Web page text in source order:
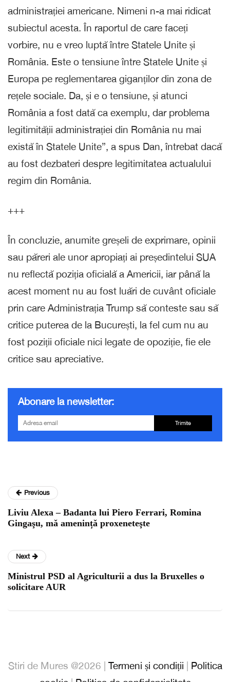
administrației americane. Nimeni n-a mai ridicat
subiectul acesta. În raportul de care faceți
vorbire, nu e vreo luptă între Statele Unite și
România. Este o tensiune între Statele Unite și
Europa pe reglementarea giganților din zona de
rețele sociale. Da, și e o tensiune, și atunci
România a fost dată ca exemplu, dar problema
legitimității administrației din România nu mai
există în Statele Unite”, a spus Dan, întrebat dacă
au fost dezbateri despre legitimitatea actualului
regim din România.
+++
În concluzie, anumite greșeli de exprimare, opinii
sau păreri ale unor apropiați ai președintelui SUA
nu reflectă poziția oficială a Americii, iar până la
acest moment nu au fost luări de cuvânt oficiale
prin care Administrația Trump să conteste sau să
critice puterea de la București, la fel cum nu au
fost poziții oficiale nici legate de opoziție, fie ele
critice sau apreciative.
Abonare la newsletter:
Trimite
Previous
Liviu Alexa – Badanta lui Piero Ferrari, Romina
Gingaşu, mǎ amenințǎ proxeneteşte
Next
Ministrul PSD al Agriculturii a dus la Bruxelles o
solicitare AUR
Stiri de Mures @2026 | Termeni și condiții
Politica